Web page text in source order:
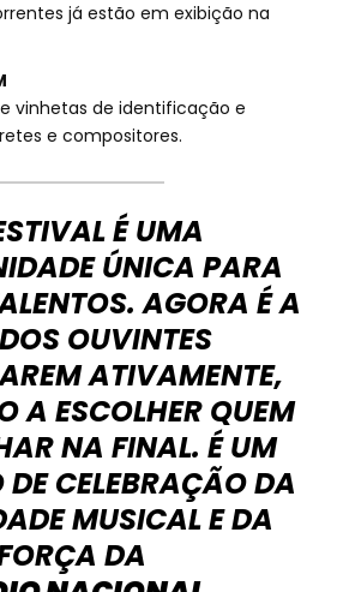
já estão em exibição na
vinhetas de identificação e
e compositores.
É UMA
ÚNICA PARA
AGORA É A
OUVINTES
ATIVAMENTE,
A ESCOLHER QUEM
NA FINAL. É UM
CELEBRAÇÃO DA
MUSICAL E DA
DA